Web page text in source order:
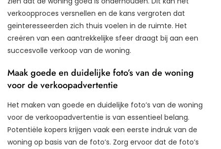
verkoopproces versnellen en de kans vergroten dat
geïnteresseerden zich thuis voelen in de ruimte. Het
creëren van een aantrekkelijke sfeer draagt bij aan een
succesvolle verkoop van de woning.
Maak goede en duidelijke foto’s van de woning
voor de verkoopadvertentie
Het maken van goede en duidelijke foto’s van de woning
voor de verkoopadvertentie is van essentieel belang.
Potentiële kopers krijgen vaak een eerste indruk van de
woning op basis van de foto’s. Zorg ervoor dat de foto’s